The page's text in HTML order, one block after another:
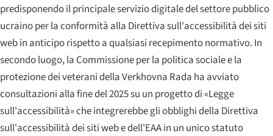
predisponendo il principale servizio digitale del settore pubblico
ucraino per la conformità alla Direttiva sull'accessibilità dei siti
web in anticipo rispetto a qualsiasi recepimento normativo. In
secondo luogo, la Commissione per la politica sociale e la
protezione dei veterani della Verkhovna Rada ha avviato
consultazioni alla fine del 2025 su un progetto di «Legge
sull'accessibilità» che integrerebbe gli obblighi della Direttiva
sull'accessibilità dei siti web e dell'EAA in un unico statuto